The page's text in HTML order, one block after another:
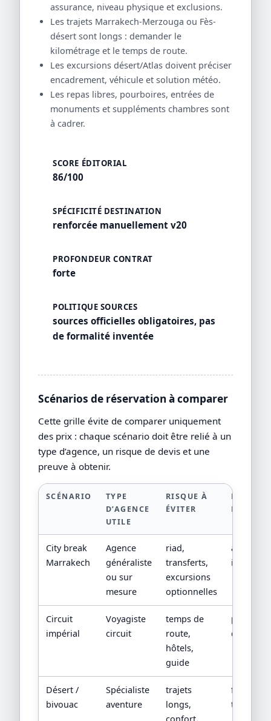
assurance, niveau physique et exclusions.
Les trajets Marrakech-Merzouga ou Fès-
désert sont longs : demander le
kilométrage et le temps de route.
Les excursions désert/Atlas doivent préciser
encadrement, véhicule et solution météo.
Les repas libres, pourboires, entrées de
monuments et suppléments chambres sont
à cadrer.
SCORE ÉDITORIAL
86/100
SPÉCIFICITÉ DESTINATION
renforcée manuellement v20
PROFONDEUR CONTRAT
forte
POLITIQUE SOURCES
sources officielles obligatoires, pas
de formalité inventée
Scénarios de réservation à comparer
Cette grille évite de comparer uniquement
des prix : chaque scénario doit être relié à un
type d’agence, un risque de devis et une
preuve à obtenir.
SCÉNARIO
TYPE
D’AGENCE
UTILE
RISQUE À
ÉVITER
PREUVE
City break
Marrakech
Agence
généraliste
ou sur
mesure
riad,
transferts,
excursions
optionnelles
adresse
Circuit
impérial
Voyagiste
circuit
temps de
route,
hôtels,
guide
quotidien
Désert /
bivouac
Spécialiste
aventure
trajets
longs,
fiche